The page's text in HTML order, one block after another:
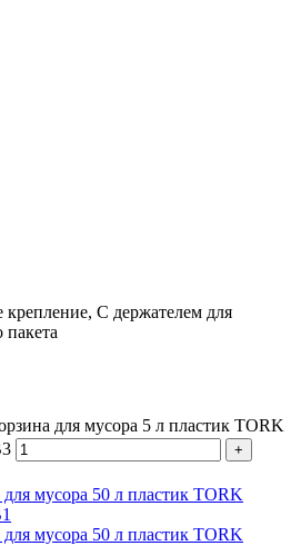
крепление, С держателем для
пакета
для мусора 5 л пластик TORK